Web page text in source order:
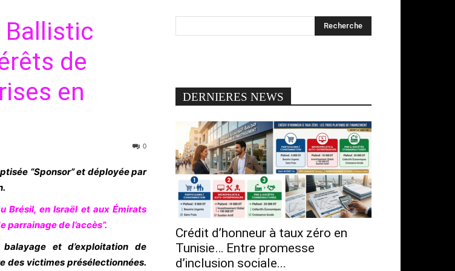
Ballistic
de
en
0
“Sponsor” et déployée par
Brésil, en Israël et aux Émirats
de l’accès”.
et d’exploitation de
des victimes présélectionnées.
DERNIERES NEWS
Crédit d’honneur à taux zéro en
Tunisie… Entre promesse
d’inclusion sociale...